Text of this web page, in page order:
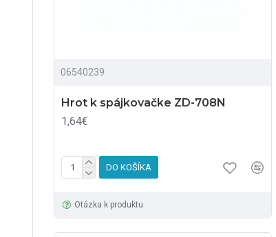
06540239
Hrot k spájkovačke ZD-708N
1,64€
DO KOŠÍKA
Otázka k produktu